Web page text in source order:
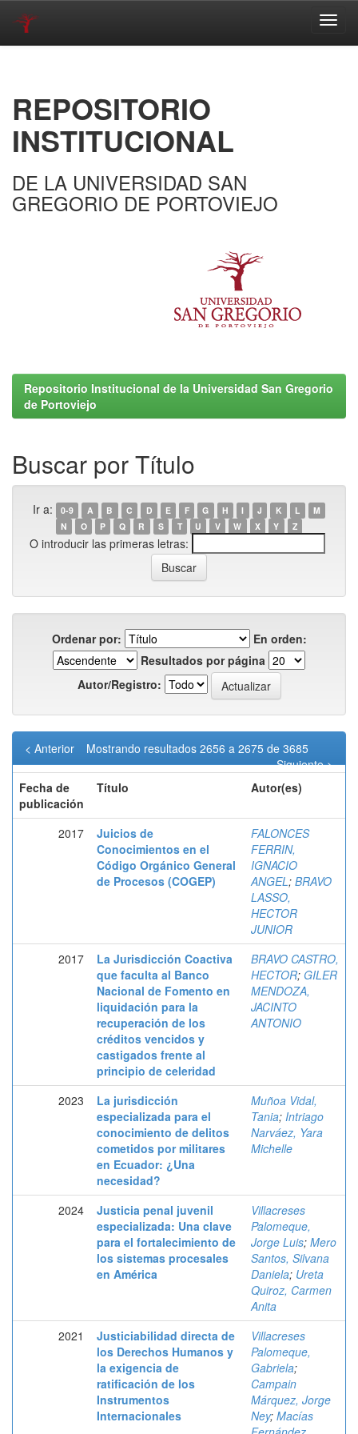
REPOSITORIO
INSTITUCIONAL
DE LA UNIVERSIDAD SAN
GREGORIO DE PORTOVIEJO
Repositorio Institucional de la Universidad San Gregorio
de Portoviejo
Buscar por Título
Ir a: 0-9 A B C D E F G H I J K L
M
N
O P Q R S T U V W X Y Z
O introducir las primeras letras:
Ordenar por:
En orden:
Resultados por página
Autor/Registro:
Mostrando resultados 2656 a 2675 de 3685
< Anterior
Siguiente >
Fecha de
publicación
Título Autor(es)
2017
Juicios de
Conocimientos en el
Código Orgánico General
de Procesos (COGEP)
FALONCES
FERRIN,
IGNACIO
ANGEL; BRAVO
LASSO,
HECTOR
JUNIOR
2017
La Jurisdicción Coactiva
que faculta al Banco
Nacional de Fomento en
liquidación para la
recuperación de los
créditos vencidos y
castigados frente al
principio de celeridad
BRAVO CASTRO,
HECTOR; GILER
MENDOZA,
JACINTO
ANTONIO
2023
La jurisdicción
especializada para el
conocimiento de delitos
cometidos por militares
en Ecuador: ¿Una
necesidad?
Muñoa Vidal,
Tania; Intriago
Narváez, Yara
Michelle
2024
Justicia penal juvenil
especializada: Una clave
para el fortalecimiento de
los sistemas procesales
en América
Villacreses
Palomeque,
Jorge Luis; Mero
Santos, Silvana
Daniela; Ureta
Quiroz, Carmen
Anita
2021
Justiciabilidad directa de
los Derechos Humanos y
la exigencia de
ratificación de los
Instrumentos
Internacionales
Villacreses
Palomeque,
Gabriela;
Campain
Márquez, Jorge
Ney; Macías